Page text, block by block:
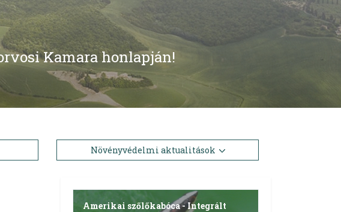
Kamara honlapján!
Növényvédelmi aktualitások
Amerikai szőlőkabóca - Integrált